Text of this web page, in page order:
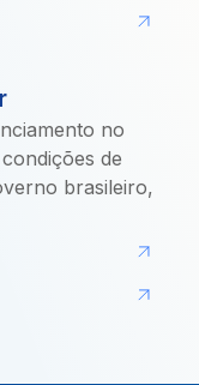
no
de
brasileiro,